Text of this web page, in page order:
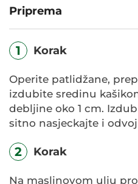
Priprema
1 Korak
Operite patlidžane,
izdubite sredinu
debljine oko 1 cm.
sitno nasjeckajte i
2 Korak
Na maslinovom ulju